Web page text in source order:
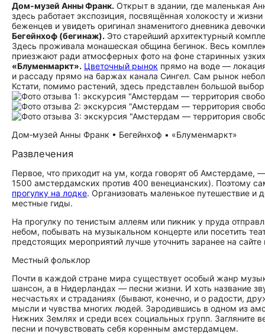
Дом‑музей Анны Франк. Открыт в здании, где маленькая
здесь работает экспозиция, посвящённая холокосту и
беженцев и увидеть оригинал знаменитого дневника
Бегейнхоф (бегинаж). Это старейший архитектурный
Здесь проживала монашеская община бегинок. Весь
приезжают ради атмосферных фото на фоне старинных
«Блуменмаркт». Цветочный рынок прямо на воде —
и рассаду прямо на баржах канала Сингел. Сам рынок
Кстати, помимо растений, здесь представлен большой
Дом‑музей Анны Франк • Бегейнхоф • «Блуменмаркт»
Развлечения
Первое, что приходит на ум, когда говорят об
1500 амстердамских против 400 венецианских). Поэтому
прогулку на лодке. Организовать маленькое путешествие и
местные гиды.
На прогулку по тенистым аллеям или пикник у пруда
небом, побывать на музыкальном концерте или посетить
предстоящих мероприятий лучше уточнить заранее на сайте
Местный фольклор
Почти в каждой стране мира существует особый жанр
шансон, а в Нидерландах — песни жизни. И хоть название
несчастьях и страданиях (бывают, конечно, и о радости,
мысли и чувства многих людей. Зародившись в одном из
Нижних Землях и среди всех социальных групп.
песни и почувствовать себя коренным амстердамцем.